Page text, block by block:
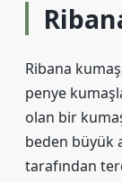
Ribana
penye
olan bir
beden büyük
tarafından